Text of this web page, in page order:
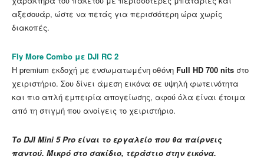
αξεσουάρ, ώστε να πετάς για περισσότερη ώρα χωρίς
διακοπές.
Fly More Combo με DJI RC 2
Η premium εκδοχή με ενσωματωμένη οθόνη Full HD 700 nits στο
χειριστήριο. Σου δίνει άμεση εικόνα σε υψηλή φωτεινότητα
και πιο απλή εμπειρία απογείωσης, αφού όλα είναι έτοιμα
από τη στιγμή που ανοίγεις το χειριστήριο.
Το DJI Mini 5 Pro είναι το εργαλείο που θα παίρνεις
παντού. Μικρό στο σακίδιο, τεράστιο στην εικόνα.